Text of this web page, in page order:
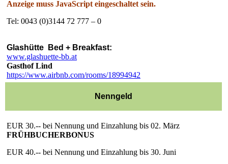
Anzeige muss JavaScript eingeschaltet sein.
Tel: 0043 (0)3144 72 777 – 0
Glashütte Bed + Breakfast:
www.glashuette-bb.at
Gasthof Lind
https://www.airbnb.com/rooms/18994942
Nenngeld
EUR 30.-- bei Nennung und Einzahlung bis 02. März
FRÜHBUCHERBONUS
EUR 40.-- bei Nennung und Einzahlung bis 30. Juni